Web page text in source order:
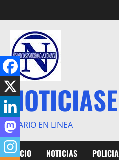
al
contenido
DIARIO EN LINEA
INICIO NOTICIAS